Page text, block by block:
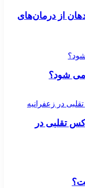
از درمان‌های
می شود؟
تقلبی در